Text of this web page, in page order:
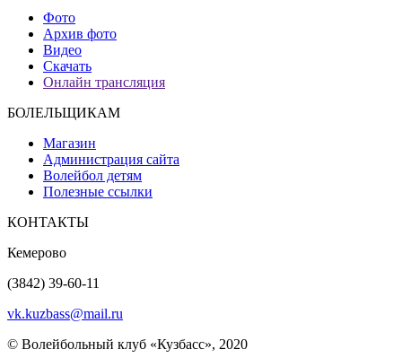
Фото
Архив фото
Видео
Скачать
Онлайн трансляция
БОЛЕЛЬЩИКАМ
Магазин
Администрация сайта
Волейбол детям
Полезные ссылки
КОНТАКТЫ
Кемерово
(3842) 39-60-11
vk.kuzbass@mail.ru
© Волейбольный клуб «Кузбасс», 2020